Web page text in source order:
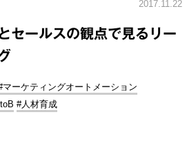
2017.11.22
セールスの観点で見るリー
マーケティングオートメーション
#人材育成